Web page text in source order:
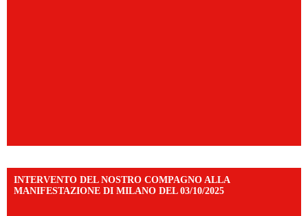
INTERVENTO DEL NOSTRO COMPAGNO ALLA
MANIFESTAZIONE DI MILANO DEL 03/10/2025